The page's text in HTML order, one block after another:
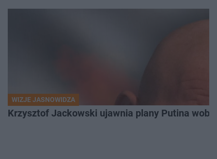
WIZJE JASNOWIDZA
Krzysztof Jackowski ujawnia plany Putina